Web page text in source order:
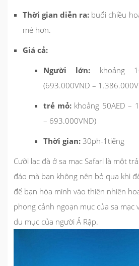
Thời gian diễn ra: buổi chiều
mẻ hơn.
Giá cả:
Người lớn:
khoảng
(693.000VND –
trẻ mỏ: khoảng 50AED –
– 693.000VND)
Thời gian: 30ph-1tiếng
Cưỡi lạc đà ở sa mạc Safari là một
đáo mà bạn không nên bỏ qua khi
để bạn hòa mình vào thiên nhiên
phong cảnh ngoạn mục của sa mạc
du mục của người Ả Rập.